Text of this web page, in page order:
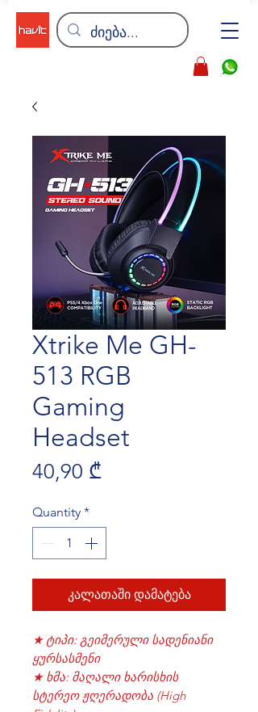
Xtrike Me GH-
513 RGB
Gaming
Headset
40,90 ₾Price
Quantity *
კალათაში დამატება
★ ტიპი: გეიმერული სადენიანი
ყურსასმენი
★ ხმა: მაღალი ხარისხის
სტერეო ჟღერადობა (High